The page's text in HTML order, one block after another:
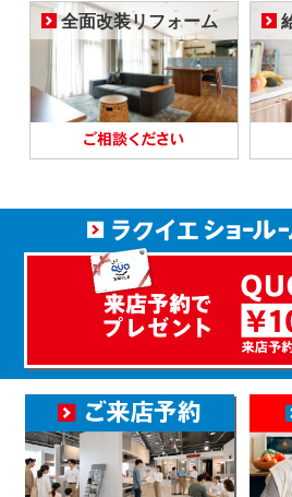
全面改装リフォーム